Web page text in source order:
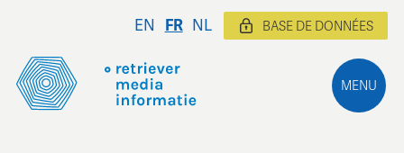
MENU
EN FR NL BASE DE DONNÉES